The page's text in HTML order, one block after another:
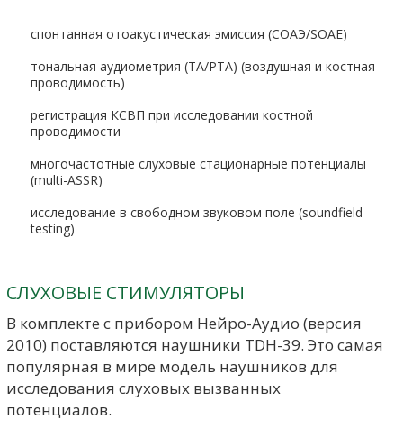
спонтанная отоакустическая эмиссия (СОАЭ/SOAE)
тональная аудиометрия (ТА/PTA) (воздушная и костная
проводимость)
регистрация КСВП при исследовании костной
проводимости
многочастотные слуховые стационарные потенциалы
(multi-ASSR)
исследование в свободном звуковом поле (soundfield
testing)
СЛУХОВЫЕ СТИМУЛЯТОРЫ
В комплекте с прибором Нейро-Аудио (версия
2010) поставляются наушники TDH-39. Это самая
популярная в мире модель наушников для
исследования слуховых вызванных
потенциалов.